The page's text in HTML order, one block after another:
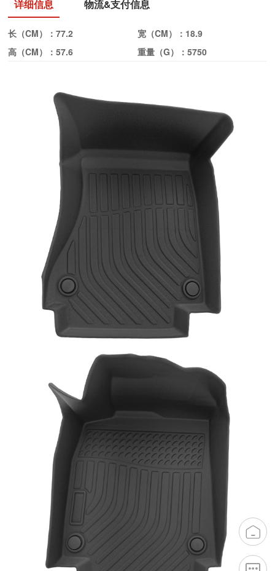
详细信息 物流&支付信息
长（CM）：77.2 宽（CM）： 18.9
高（CM）：57.6 重量（G）： 5750